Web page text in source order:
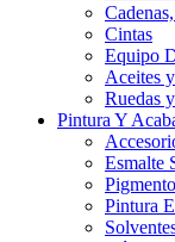
Cintas
Equipo
Aceites
Ruedas
Pintura Y
Esmalte
Pintura